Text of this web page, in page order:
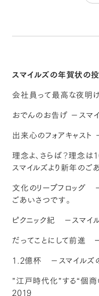
スマイルズの年賀状の
会社員って最高な夜明
おでんのお告げ －スマ
出来心のフォアキャス
理念よ、さらば？理念
スマイルズより新年のご
文化のリープフロッグ
ごあいさつです。
ピクニック紀 －スマイ
だってことにして前進
1.2億杯 －スマイルズ
”江戸時代化”する“個
2019